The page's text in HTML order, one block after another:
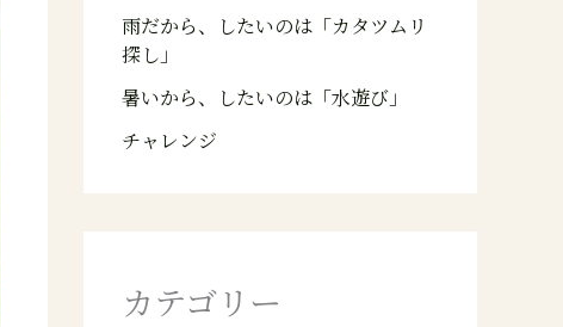
雨だから、したいのは「カタツムリ
探し」
暑いから、したいのは「水遊び」
チャレンジ
カテゴリー